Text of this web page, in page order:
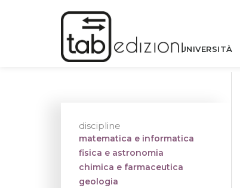
UNIVERSITÀ
discipline
matematica e informatica
fisica e astronomia
chimica e farmaceutica
geologia